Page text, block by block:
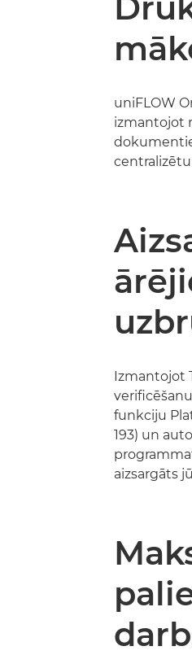
uniFLOW
izmantojot
Izmantojot
funkciju
193) un
aizsargāts